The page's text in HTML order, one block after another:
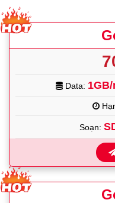
Data:
Soạn: